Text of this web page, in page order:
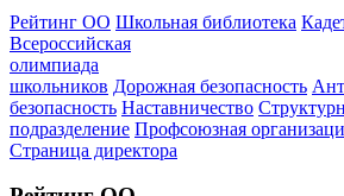
Рейтинг ОО Школьная библиотека
Всероссийская
олимпиада
школьников Дорожная безопасность
безопасность Наставничество
подразделение Профсоюзная
Страница директора